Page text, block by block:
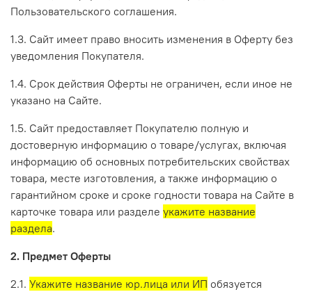
Пользовательского соглашения.
1.3. Сайт имеет право вносить изменения в Оферту без
уведомления Покупателя.
1.4. Срок действия Оферты не ограничен, если иное не
указано на Сайте.
1.5. Сайт предоставляет Покупателю полную и
достоверную информацию о товаре/услугах, включая
информацию об основных потребительских свойствах
товара, месте изготовления, а также информацию о
гарантийном сроке и сроке годности товара на Сайте в
карточке товара или разделе укажите название
раздела.
2. Предмет Оферты
2.1. Укажите название юр.лица или ИП обязуется